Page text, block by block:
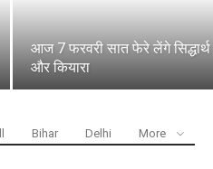
आज 7 फरवरी सात फेरे लेंगे सिद्धार्थ
और कियारा
Bihar Delhi More